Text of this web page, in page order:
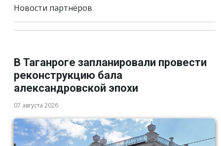
Новости партнёров
В Таганроге запланировали провести
реконструкцию бала
александровской эпохи
07 августа 2026